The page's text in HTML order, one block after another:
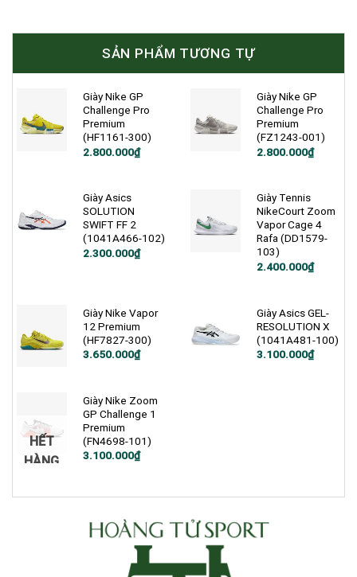
SẢN PHẨM TƯƠNG TỰ
Giày Nike GP
Challenge Pro
Premium
(HF1161-300)
2.800.000₫
Giày Nike GP
Challenge Pro
Premium
(FZ1243-001)
2.800.000₫
Giày Asics
SOLUTION
SWIFT FF 2
(1041A466-102)
2.300.000₫
Giày Tennis
NikeCourt Zoom
Vapor Cage 4
Rafa (DD1579-
103)
Giá
2.400.000₫
Giá
2.400.000₫.
Giày Nike Vapor
12 Premium
(HF7827-300)
Giá
3.650.000₫
Giá
3.650.000₫.
Giày Asics GEL-
RESOLUTION X
(1041A481-100)
Giá
3.100.000₫
Giá
HẾT
HÀNG
Giày Nike Zoom
GP Challenge 1
Premium
(FN4698-101)
3.100.000₫